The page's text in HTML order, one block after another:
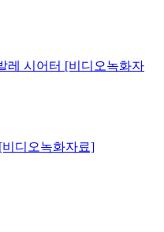
레 시어터 [비디오녹화자
비디오녹화자료]